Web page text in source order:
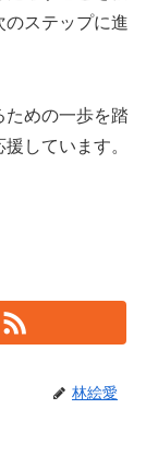
のステップに進
ための一歩を踏
しています。
林絵愛